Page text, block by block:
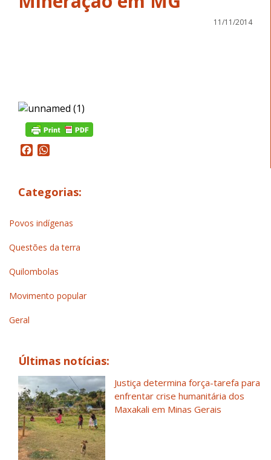
11/11/2014
Facebook
Categorias:
Povos indígenas
Questões da terra
Quilombolas
Movimento popular
Geral
Últimas notícias:
Justiça determina força-tarefa para
enfrentar crise humanitária dos
Maxakali em Minas Gerais